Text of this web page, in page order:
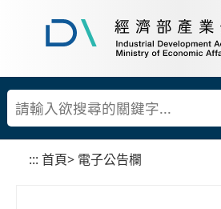
到
主
要
內
容
塊
濟
部
業
發
::: 首頁> 電子公告欄